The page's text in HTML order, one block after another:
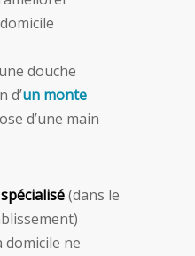
douche
d’un monte
d’une main
(dans le
domicile ne